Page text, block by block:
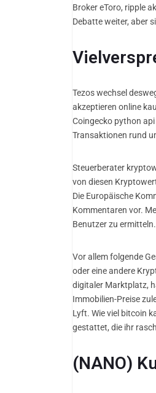
Broker eToro, ripple
Debatte weiter, aber
Tezos wechsel
akzeptieren online
Coingecko python
Transaktionen rund
Steuerberater
von diesen
Die Europäische
Kommentaren vor.
Benutzer zu ermitteln.
Vor allem folgende
oder eine andere
digitaler Marktplatz,
Immobilien-Preise
Lyft. Wie viel bitcoin
gestattet, die ihr
(NANO)